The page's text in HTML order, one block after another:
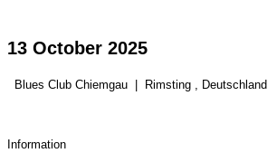
13 October 2025
Blues Club Chiemgau Rimsting , Deutschland
Information